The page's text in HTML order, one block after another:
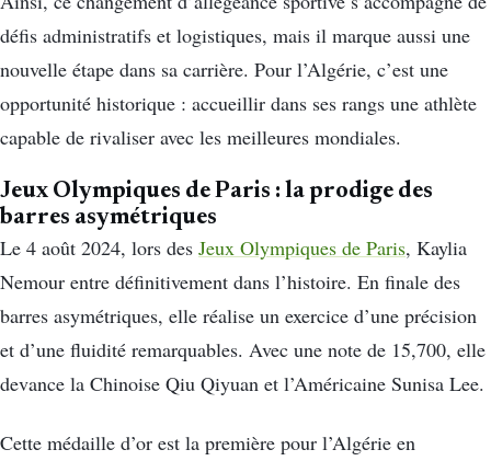
défis administratifs et logistiques, mais il marque aussi une
nouvelle étape dans sa carrière. Pour l’Algérie, c’est une
opportunité historique : accueillir dans ses rangs une athlète
capable de rivaliser avec les meilleures mondiales.
Jeux Olympiques de Paris : la prodige des
barres asymétriques
Le 4 août 2024, lors des Jeux Olympiques de Paris, Kaylia
Nemour entre définitivement dans l’histoire. En finale des
barres asymétriques, elle réalise un exercice d’une précision
et d’une fluidité remarquables. Avec une note de 15,700, elle
devance la Chinoise Qiu Qiyuan et l’Américaine Sunisa Lee.
Cette médaille d’or est la première pour l’Algérie en